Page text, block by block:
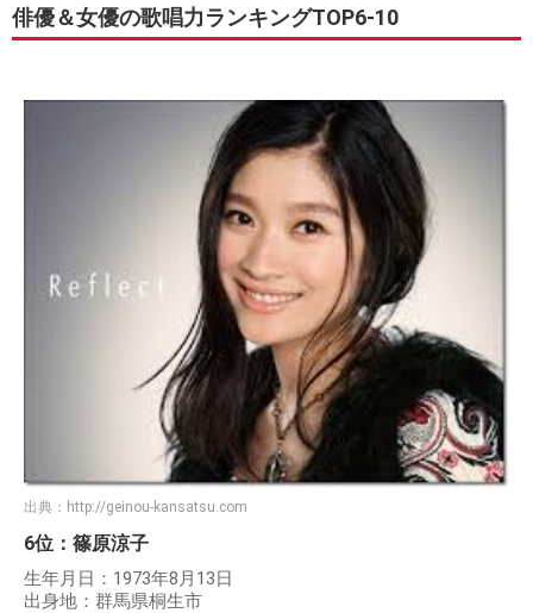
俳優＆女優の歌唱力ランキングTOP6-10
出典： http://geinou-kansatsu.com
6位：篠原涼子
生年月日：1973年8月13日
出身地：群馬県桐生市